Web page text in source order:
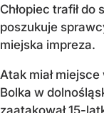
Chłopiec trafił
poszukuje
miejska impreza.
Atak miał
Bolka w